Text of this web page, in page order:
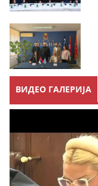
ВИДЕО ГАЛЕРИЈА